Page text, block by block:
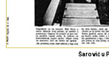
Šarović u